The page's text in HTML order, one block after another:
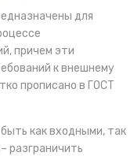
для
причем эти
к внешнему
прописано в ГОСТ
как входными, так
разграничить